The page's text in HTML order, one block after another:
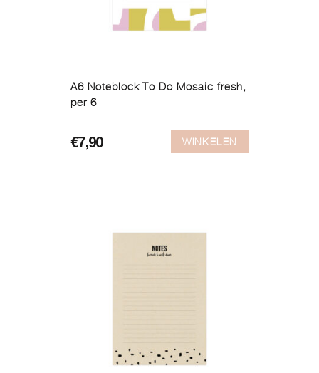
A6 Noteblock To Do Mosaic fresh,
per 6
€7,90 WINKELEN